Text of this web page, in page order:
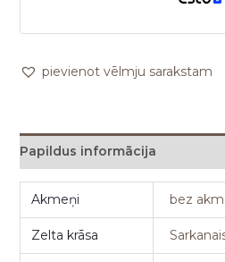
pievienot vēlmju sarakstam
Papildus informācija
Akmeņi bez
Zelta krāsa